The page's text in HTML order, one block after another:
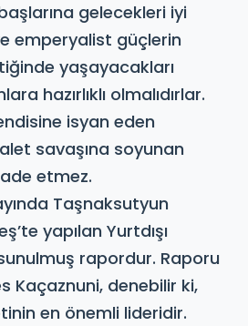
gelecekleri iyi
emperyalist güçlerin
yaşayacakları
hazırlıklı olmalıdırlar.
isyan eden
savaşına soyunan
etmez.
Taşnaksutyun
yapılan Yurtdışı
rapordur. Raporu
Kaçaznuni, denebilir ki,
en önemli lideridir.